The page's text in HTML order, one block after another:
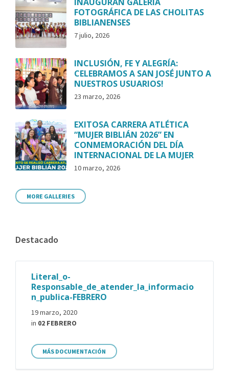
FOTOGRÁFICA DE LAS CHOLITAS
BIBLIANENSES
7 julio, 2026
INCLUSIÓN, FE Y ALEGRÍA:
CELEBRAMOS A SAN JOSÉ JUNTO A
NUESTROS USUARIOS!
23 marzo, 2026
EXITOSA CARRERA ATLÉTICA
“MUJER BIBLIÁN 2026” EN
CONMEMORACIÓN DEL DÍA
INTERNACIONAL DE LA MUJER
10 marzo, 2026
MORE GALLERIES
Destacado
Literal_o-
Responsable_de_atender_la_informacio
n_publica-FEBRERO
19 marzo, 2020
in 02 FEBRERO
MÁS DOCUMENTACIÓN